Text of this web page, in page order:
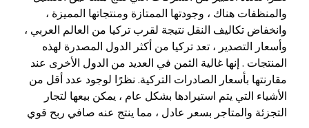
والمنظفات هناك ، وجودتها الممتازة ومنتجاتها المميزة ،
وانخفاض تكاليف النقل نتيجة لقرب تركيا من العالم العربي ،
وأسعار التصدير ، تعد تركيا من أكثر الدول المصدرة لهذه
المنتجات . إنها غالية الثمن في العديد من الدول الأخرى عند
مقارنتها بأسعار الصادرات التركية. نظرًا لوجود عدد أقل من
الأشياء التي يتم استيرادها بشكل عام ، يمكن بيعها لتجار
التجزئة والمتاجر بسعر عادل ، مما ينتج عنه صافي ربح قوي